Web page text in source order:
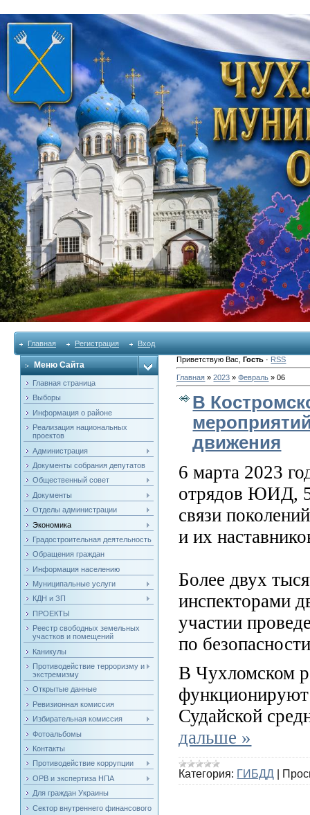
Главная Регистрация Вход
Меню Сайта
Главная страница
Выборы
Информация о районе
Реализация национальных
проектов
Администрация
Документы собрания депутатов
Общественный совет
Документы
Отделы администрации
Экономика
Градостроительная деятельность
Обращения граждан
Информация населению
Муниципальные услуги
КДН и ЗП
ПРОЕКТЫ
Реестр свободных земельных
участков и помещений
Каникулы
Противодействие терроризму и
экстремизму
Открытые данные
Ревизионная комиссия
Избирательная комиссия
Фотоальбомы
Контакты
Противодействие коррупции
ОРВ и экспертиза НПА
Для граждан Украины
Сектор внутреннего финансового
Приветствую Вас ,Гость · RSS
Главная »2023 » Февраль » 06
В
движения
6 марта 2023
отрядов ЮИД,
связи
и их
Более двух
инспекторами
участии
по
В Чухломском
Судайской
дальше »
Категория: ГИБДД